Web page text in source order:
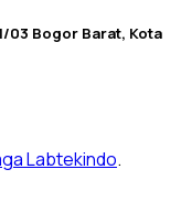
03 Bogor Barat, Kota
Labtekindo.